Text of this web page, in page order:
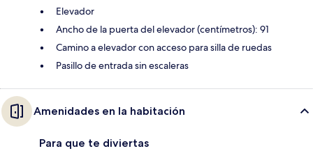
Elevador
Ancho de la puerta del elevador (centímetros): 91
Camino a elevador con acceso para silla de ruedas
Pasillo de entrada sin escaleras
Amenidades en la habitación
Para que te diviertas